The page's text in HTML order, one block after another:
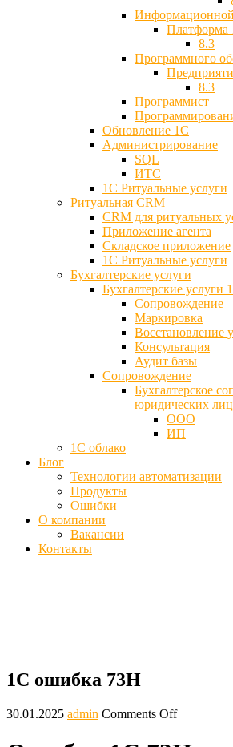
Платформа
8.3
Программного
8.3
Программист
Обновление 1С
Администрирование
SQL
ИТС
1С Ритуальные услуги
Ритуальная CRM
CRM для ритуальных
Приложение агента
Складское приложение
1С Ритуальные услуги
Бухгалтерские услуги
Бухгалтерские услуги
Сопровождение
Маркировка
Восстановление
Консультация
Аудит базы
Cопровождение
Бухгалтерское
юридических лиц
ООО
ИП
1С облако
Блог
Технологии автоматизации
Продукты
Ошибки
О компании
Вакансии
Контакты
1С ошибка 73H
30.01.2025 admin Comments Off